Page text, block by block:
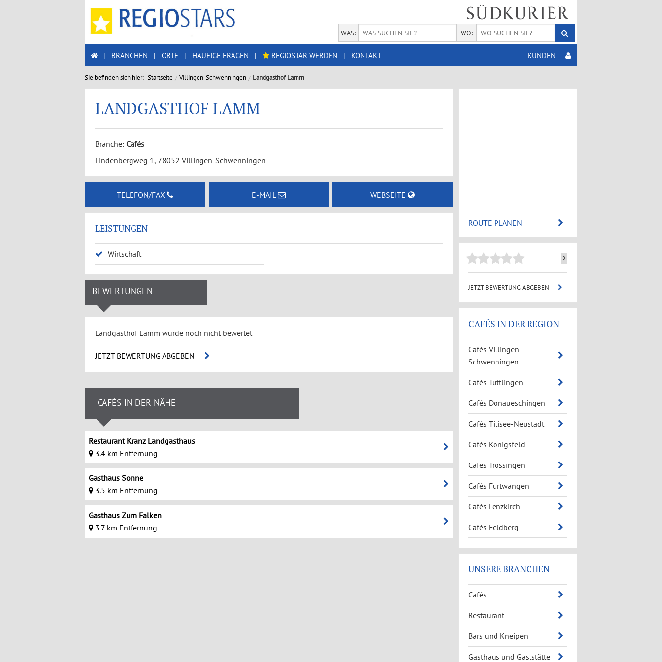
WAS: WO:
| BRANCHEN | ORTE | HÄUFIGE FRAGEN | REGIOSTAR WERDEN | KONTAKT KUNDEN
Sie befinden sich hier: Startseite Villingen-Schwenningen Landgasthof Lamm
LANDGASTHOF LAMM
Branche: Cafés
Lindenbergweg 1, 78052 Villingen-Schwenningen
TELEFON/FAX E-MAIL WEBSEITE
LEISTUNGEN
Wirtschaft
BEWERTUNGEN
Landgasthof Lamm wurde noch nicht bewertet
JETZT BEWERTUNG ABGEBEN
CAFÉS IN DER NÄHE
Restaurant Kranz Landgasthaus
3.4 km Entfernung
Gasthaus Sonne
3.5 km Entfernung
Gasthaus Zum Falken
3.7 km Entfernung
ROUTE PLANEN
0
JETZT BEWERTUNG ABGEBEN
CAFÉS IN DER REGION
Cafés Villingen-
Schwenningen
Cafés Tuttlingen
Cafés Donaueschingen
Cafés Titisee-Neustadt
Cafés Königsfeld
Cafés Trossingen
Cafés Furtwangen
Cafés Lenzkirch
Cafés Feldberg
UNSERE BRANCHEN
Cafés
Restaurant
Bars und Kneipen
Gasthaus und Gaststätte